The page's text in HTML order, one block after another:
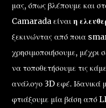
μας, όπως βλέπουμε και
Camarada είναι η
ξεκινώντας από ποια
χρησιμοποιήσουμε, μέχρι
να τοποθετήσουμε τις
ανάλογο 3D εφέ. Ιδανικά
φτιάξουμε μία βάση από